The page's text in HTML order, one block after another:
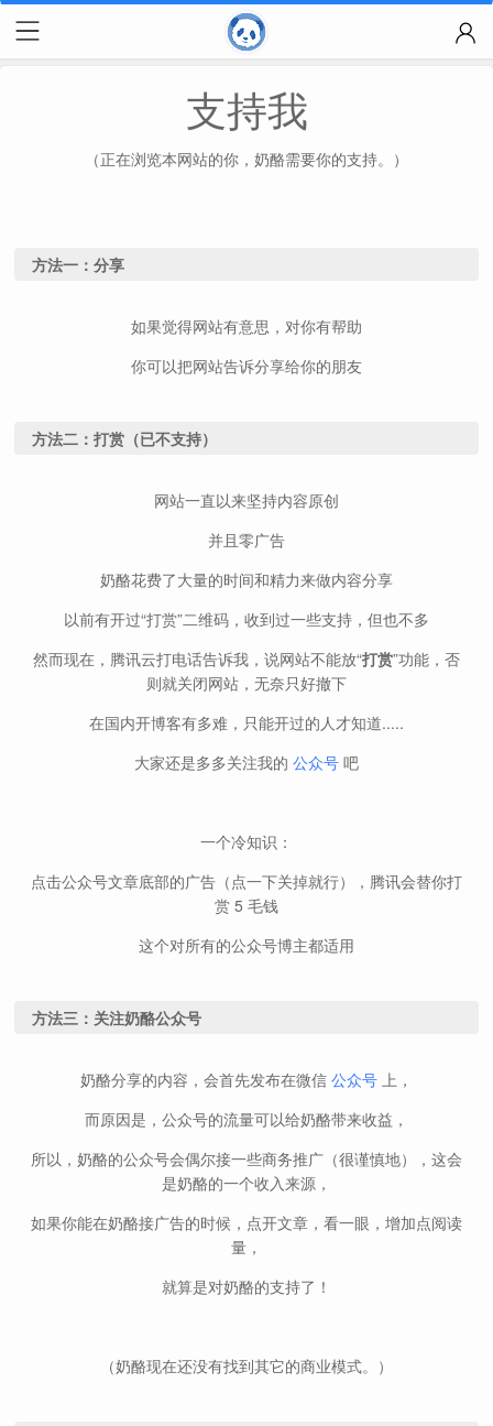
支持我
（正在浏览本网站的你，奶酪需要你的支持。）
方法一：分享
如果觉得网站有意思，对你有帮助
你可以把网站告诉分享给你的朋友
方法二：打赏（已不支持）
网站一直以来坚持内容原创
并且零广告
奶酪花费了大量的时间和精力来做内容分享
以前有开过“打赏”二维码，收到过一些支持，但也不多
然而现在，腾讯云打电话告诉我，说网站不能放“打赏”功能，否
则就关闭网站，无奈只好撤下
在国内开博客有多难，只能开过的人才知道.....
大家还是多多关注我的 公众号 吧
一个冷知识：
点击公众号文章底部的广告（点一下关掉就行），腾讯会替你打
赏 5 毛钱
这个对所有的公众号博主都适用
方法三：关注奶酪公众号
奶酪分享的内容，会首先发布在微信 公众号 上，
而原因是，公众号的流量可以给奶酪带来收益，
所以，奶酪的公众号会偶尔接一些商务推广（很谨慎地），这会
是奶酪的一个收入来源，
如果你能在奶酪接广告的时候，点开文章，看一眼，增加点阅读
量，
就算是对奶酪的支持了！
（奶酪现在还没有找到其它的商业模式。）